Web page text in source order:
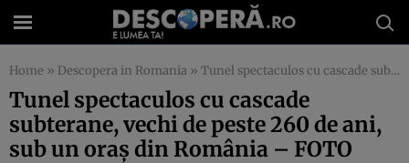
Home » Descopera in Romania » Tunel spectaculos cu cascade subterane, vechi de peste 260 de ani, sub un oraş din România – FOTO
Tunel spectaculos cu cascade
subterane, vechi de peste 260 de ani,
sub un oraş din România – FOTO